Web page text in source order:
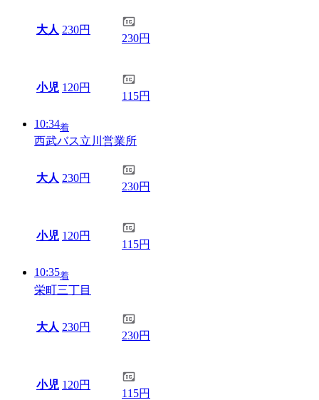
大人 230円
230円
小児 120円
115円
10:34着
西武バス立川営業所
大人 230円
230円
小児 120円
115円
10:35着
栄町三丁目
大人 230円
230円
小児 120円
115円